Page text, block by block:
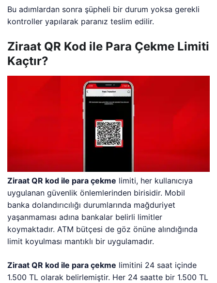
Bu adımlardan sonra şüpheli bir durum yoksa gerekli
kontroller yapılarak paranız teslim edilir.
Ziraat QR Kod ile Para Çekme Limiti
Kaçtır?
Ziraat QR kod ile para çekme limiti, her kullanıcıya
uygulanan güvenlik önlemlerinden birisidir. Mobil
banka dolandırıcılığı durumlarında mağduriyet
yaşanmaması adına bankalar belirli limitler
koymaktadır. ATM bütçesi de göz önüne alındığında
limit koyulması mantıklı bir uygulamadır.
Ziraat QR kod ile para çekme limitini 24 saat içinde
1.500 TL olarak belirlemiştir. Her 24 saatte bir 1.500 TL